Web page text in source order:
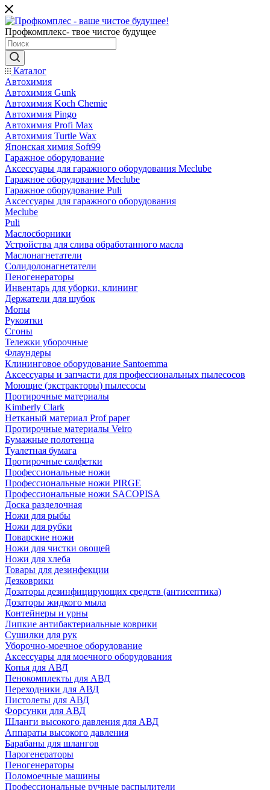
Профкомплекс- твое чистое будущее
Каталог
Автохимия
Автохимия Gunk
Автохимия Koch Chemie
Автохимия Pingo
Автохимия Profi Max
Автохимия Turtle Wax
Японская химия Soft99
Гаражное оборудование
Аксессуары для гаражного оборудования Meclube
Гаражное оборудование Meclube
Гаражное оборудование Puli
Аксессуары для гаражного оборудования
Meclube
Puli
Маслосборники
Устройства для слива обработанного масла
Маслонагнетатели
Солидолонагнетатели
Пеногенераторы
Инвентарь для уборки, клининг
Держатели для шубок
Мопы
Рукоятки
Сгоны
Тележки уборочные
Флаундеры
Клининговое оборудование Santoemma
Аксессуары и запчасти для профессиональных пылесосов
Моющие (экстракторы) пылесосы
Протирочные материалы
Kimberly Clark
Нетканый материал Prof paper
Протирочные материалы Veiro
Бумажные полотенца
Туалетная бумага
Протирочные салфетки
Профессиональные ножи
Профессиональные ножи PIRGE
Профессиональные ножи SACOPISA
Доска разделочная
Ножи для рыбы
Ножи для рубки
Поварские ножи
Ножи для чистки овощей
Ножи для хлеба
Товары для дезинфекции
Дезковрики
Дозаторы дезинфицирующих средств (антисептика)
Дозаторы жидкого мыла
Контейнеры и урны
Липкие антибактериальные коврики
Сушилки для рук
Уборочно-моечное оборудование
Аксессуары для моечного оборудования
Копья для АВД
Пенокомплекты для АВД
Переходники для АВД
Пистолеты для АВД
Форсунки для АВД
Шланги высокого давления для АВД
Аппараты высокого давления
Барабаны для шлангов
Парогенераторы
Пеногенераторы
Поломоечные машины
Профессиональные ручные распылители